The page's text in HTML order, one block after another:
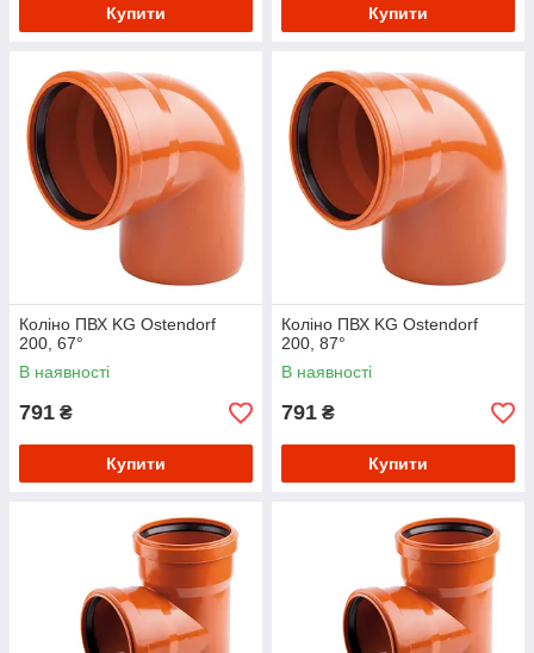
Купити Купити
Коліно ПВХ KG Ostendorf
200, 67°
В наявності
791 ₴
Купити
Коліно ПВХ KG Ostendorf
200, 87°
В наявності
791 ₴
Купити